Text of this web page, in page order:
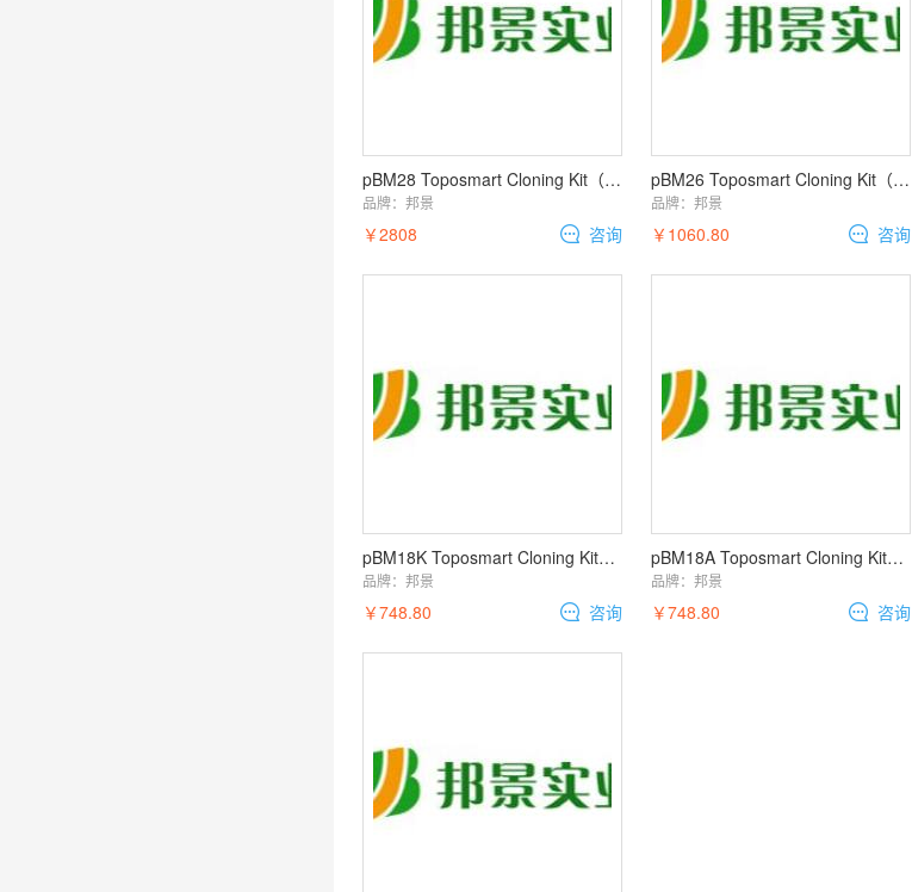
pBM28 Toposmart Cloning Kit（gateway系统入门 TOPO克隆载体）
品牌： 邦景
￥2808 咨询
pBM26 Toposmart Cloning Kit（gateway系统入门 TOPO克隆载体）
品牌： 邦景
￥1060.80 咨询
pBM18K Toposmart Cloning Kit（T载体 TOPO克隆载体）
品牌： 邦景
￥748.80 咨询
pBM18A Toposmart Cloning Kit（T载体 TOPO克隆载体）
品牌： 邦景
￥748.80 咨询